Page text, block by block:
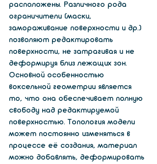
расположены. Различного рода
ограничители (маски,
замораживание поверхности и др.)
позволяют редактировать
поверхности, не затрагивая и не
деформируя близ лежащих зон.
Основной особенностью
воксельной геометрии является
то, что она обеспечивает полную
свободу над редактируемой
поверхностью. Топология модели
может постоянно изменяться в
процессе её создания, материал
можно добавлять, деформировать